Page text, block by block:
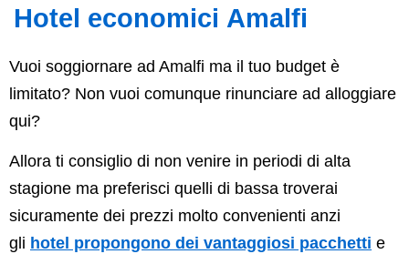
Hotel economici Amalfi
Vuoi soggiornare ad Amalfi ma il tuo budget è
limitato? Non vuoi comunque rinunciare ad alloggiare
qui?
Allora ti consiglio di non venire in periodi di alta
stagione ma preferisci quelli di bassa troverai
sicuramente dei prezzi molto convenienti anzi
gli hotel propongono dei vantaggiosi pacchetti e